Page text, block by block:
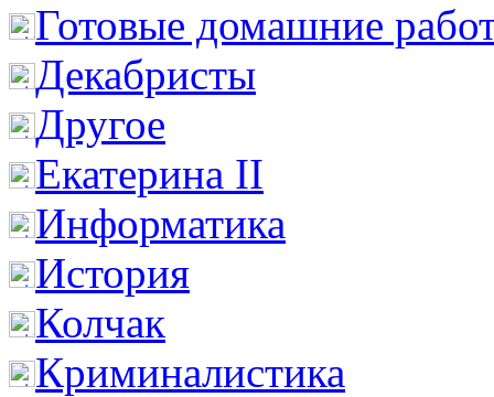
Готовые домашние
Декабристы
Другое
Екатерина II
Информатика
История
Колчак
Криминалистика